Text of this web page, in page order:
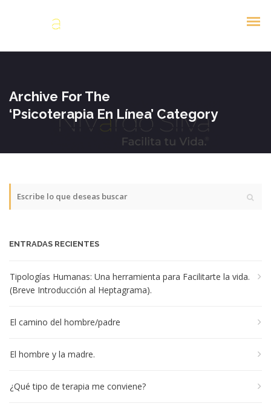
Archive For The
‘Psicoterapia En Línea’ Category
ENTRADAS RECIENTES
Tipologías Humanas: Una herramienta para Facilitarte la vida.
(Breve Introducción al Heptagrama).
El camino del hombre/padre
El hombre y la madre.
¿Qué tipo de terapia me conviene?